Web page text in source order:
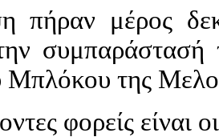
πήραν μέρος
Μπλόκου της
φορείς είναι